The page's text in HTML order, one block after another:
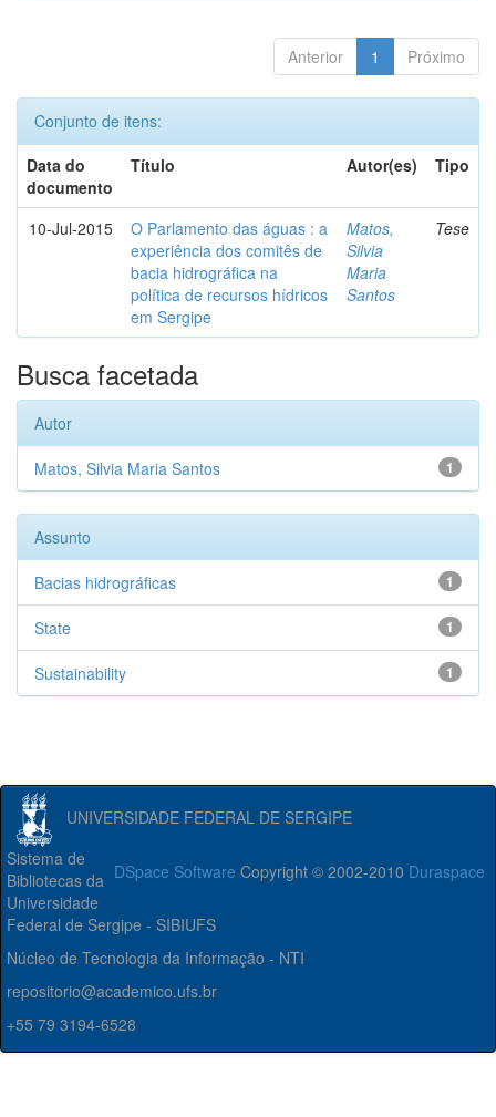
Anterior 1 Próximo
Conjunto de itens:
Data do
documento
Título Autor(es) Tipo
10-Jul-2015
O Parlamento das águas : a
experiência dos comitês de
bacia hidrográfica na
política de recursos hídricos
em Sergipe
Matos,
Silvia
Maria
Santos
Tese
Busca facetada
Autor
1
Matos, Silvia Maria Santos
Assunto
1
Bacias hidrográficas
1
State
1
Sustainability
UNIVERSIDADE FEDERAL DE SERGIPE
DSpace Software Copyright © 2002-2010 Duraspace
Sistema de
Bibliotecas da
Universidade
Federal de Sergipe - SIBIUFS
Núcleo de Tecnologia da Informação - NTI
repositorio@academico.ufs.br
+55 79 3194-6528